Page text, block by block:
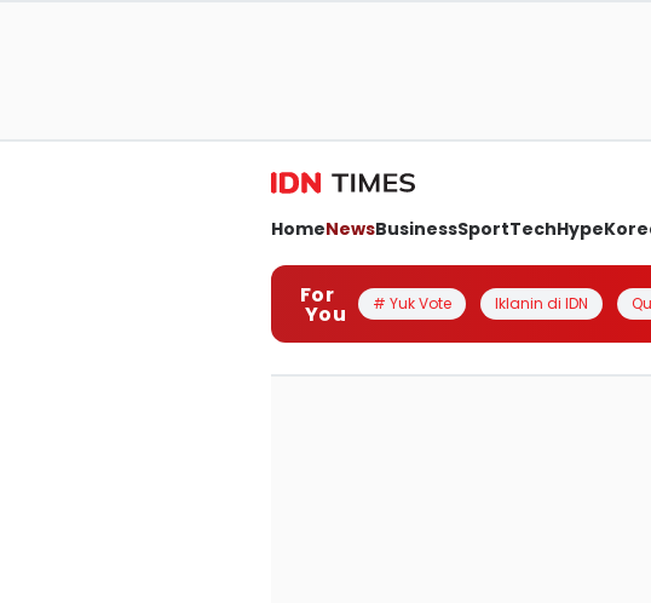
HomeNewsBusinessSportTechHype
For
You # Yuk Vote Iklanin di IDN